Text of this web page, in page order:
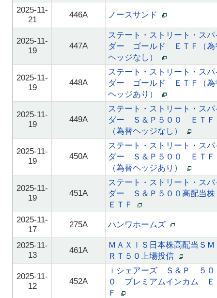
2025-11-
21
446A ノースサンド
2025-11-
19
447A
ステート・ストリート・スパ
ダー ゴールド ＥＴＦ（為
ヘッジなし）
2025-11-
19
448A
ステート・ストリート・スパ
ダー ゴールド ＥＴＦ（為
ヘッジあり）
2025-11-
19
449A
ステート・ストリート・スパ
ダー Ｓ＆Ｐ５００ ＥＴＦ
（為替ヘッジなし）
2025-11-
19
450A
ステート・ストリート・スパ
ダー Ｓ＆Ｐ５００ ＥＴＦ
（為替ヘッジあり）
2025-11-
19
451A
ステート・ストリート・スパ
ダー Ｓ＆Ｐ５００高配当
ＥＴＦ
2025-11-
17
275A ハンワホームズ
2025-11-
13
461A
ＭＡＸＩＳ日本株高配当ＳＭ
ＲＴ５０上場投信
2025-11-
12
452A
ｉシェアーズ Ｓ＆Ｐ ５０
０ プレミアムインカム Ｅ
Ｆ